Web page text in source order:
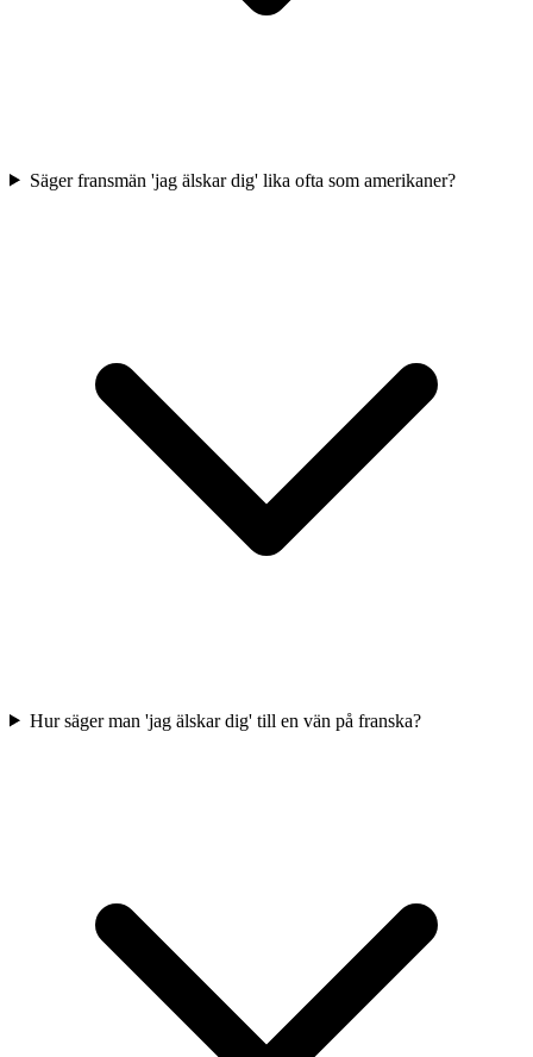
Säger fransmän 'jag älskar dig' lika ofta som amerikaner?
Hur säger man 'jag älskar dig' till en vän på franska?